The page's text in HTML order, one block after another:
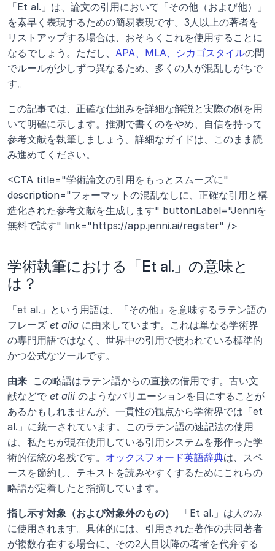
「Et al.」は、論文の引用において「その他（および他）」
を素早く表現するための簡易表現です。3人以上の著者を
リストアップする場合は、おそらくこれを使用することに
なるでしょう。ただし、 APA、MLA、シカゴスタイルの間
でルールが少しずつ異なるため、多くの人が混乱しがちで
す。
この記事では、正確な仕組みを詳細な解説と実際の例を用
いて明確に示します。推測で書くのをやめ、自信を持って
参考文献を執筆しましょう。詳細なガイドは、このまま読
み進めてください。
<CTA title="学術論文の引用をもっとスムーズに"
description="フォーマットの混乱なしに、正確な引用と構
造化された参考文献を生成します" buttonLabel="Jenniを
無料で試す" link="https://app.jenni.ai/register" />
学術執筆における「Et al.」の意味と
は？
「et al.」という用語は、「その他」を意味するラテン語の
フレーズ et alia に由来しています。これは単なる学術界
の専門用語ではなく、世界中の引用で使われている標準的
かつ公式なツールです。
由来 この略語はラテン語からの直接の借用です。古い文
献などで et alii のようなバリエーションを目にすることが
あるかもしれませんが、一貫性の観点から学術界では「et
al.」に統一されています。このラテン語の速記法の使用
は、私たちが現在使用している引用システムを形作った学
術的伝統の名残です。 オックスフォード英語辞典は、スペ
ースを節約し、テキストを読みやすくするためにこれらの
略語が定着したと指摘しています。
指し示す対象（および対象外のもの）
「Et al.」は人のみ
に使用されます。具体的には、引用された著作の共同著者
が複数存在する場合に、その2人目以降の著者を代弁する